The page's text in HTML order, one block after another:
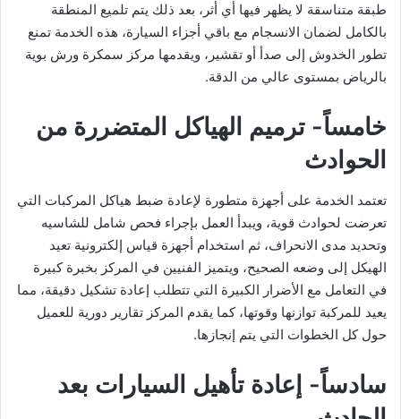
طبقة متناسقة لا يظهر فيها أي أثر، بعد ذلك يتم تلميع المنطقة
بالكامل لضمان الانسجام مع باقي أجزاء السيارة، هذه الخدمة تمنع
تطور الخدوش إلى صدأ أو تقشير، ويقدمها مركز سمكرة ورش بوية
بالرياض بمستوى عالي من الدقة.
خامساً- ترميم الهياكل المتضررة من
الحوادث
تعتمد الخدمة على أجهزة متطورة لإعادة ضبط هياكل المركبات التي
تعرضت لحوادث قوية، ويبدأ العمل بإجراء فحص شامل للشاسيه
وتحديد مدى الانحراف، ثم استخدام أجهزة قياس إلكترونية تعيد
الهيكل إلى وضعه الصحيح، ويتميز الفنيين في المركز بخبرة كبيرة
في التعامل مع الأضرار الكبيرة التي تتطلب إعادة تشكيل دقيقة، مما
يعيد للمركبة توازنها وقوتها، كما يقدم المركز تقارير دورية للعميل
حول كل الخطوات التي يتم إنجازها.
سادساً- إعادة تأهيل السيارات بعد